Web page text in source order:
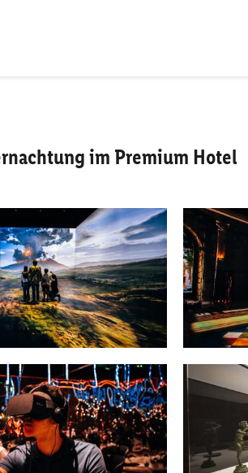
im Premium Hotel